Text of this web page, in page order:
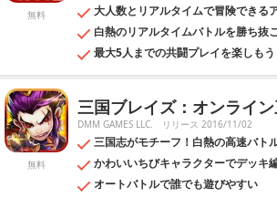
無料
大人数とリアルタイムで冒険できる
白熱のリアルタイムバトルを勝ち抜
最大5人までの共闘プレイを楽しもう
無料
三国ブレイズ：オンライ
DMM GAMES LLC. リリース 2016/11/02
三国志がモチーフ！白熱の高速バト
かわいいちびキャラクターでデッキ
オートバトルで誰でも遊びやすい